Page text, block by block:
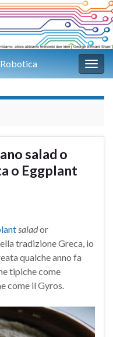
salad o
o Eggplant
salador
tradizione Greca, io
qualche anno fa
tipiche come
come il Gyros.